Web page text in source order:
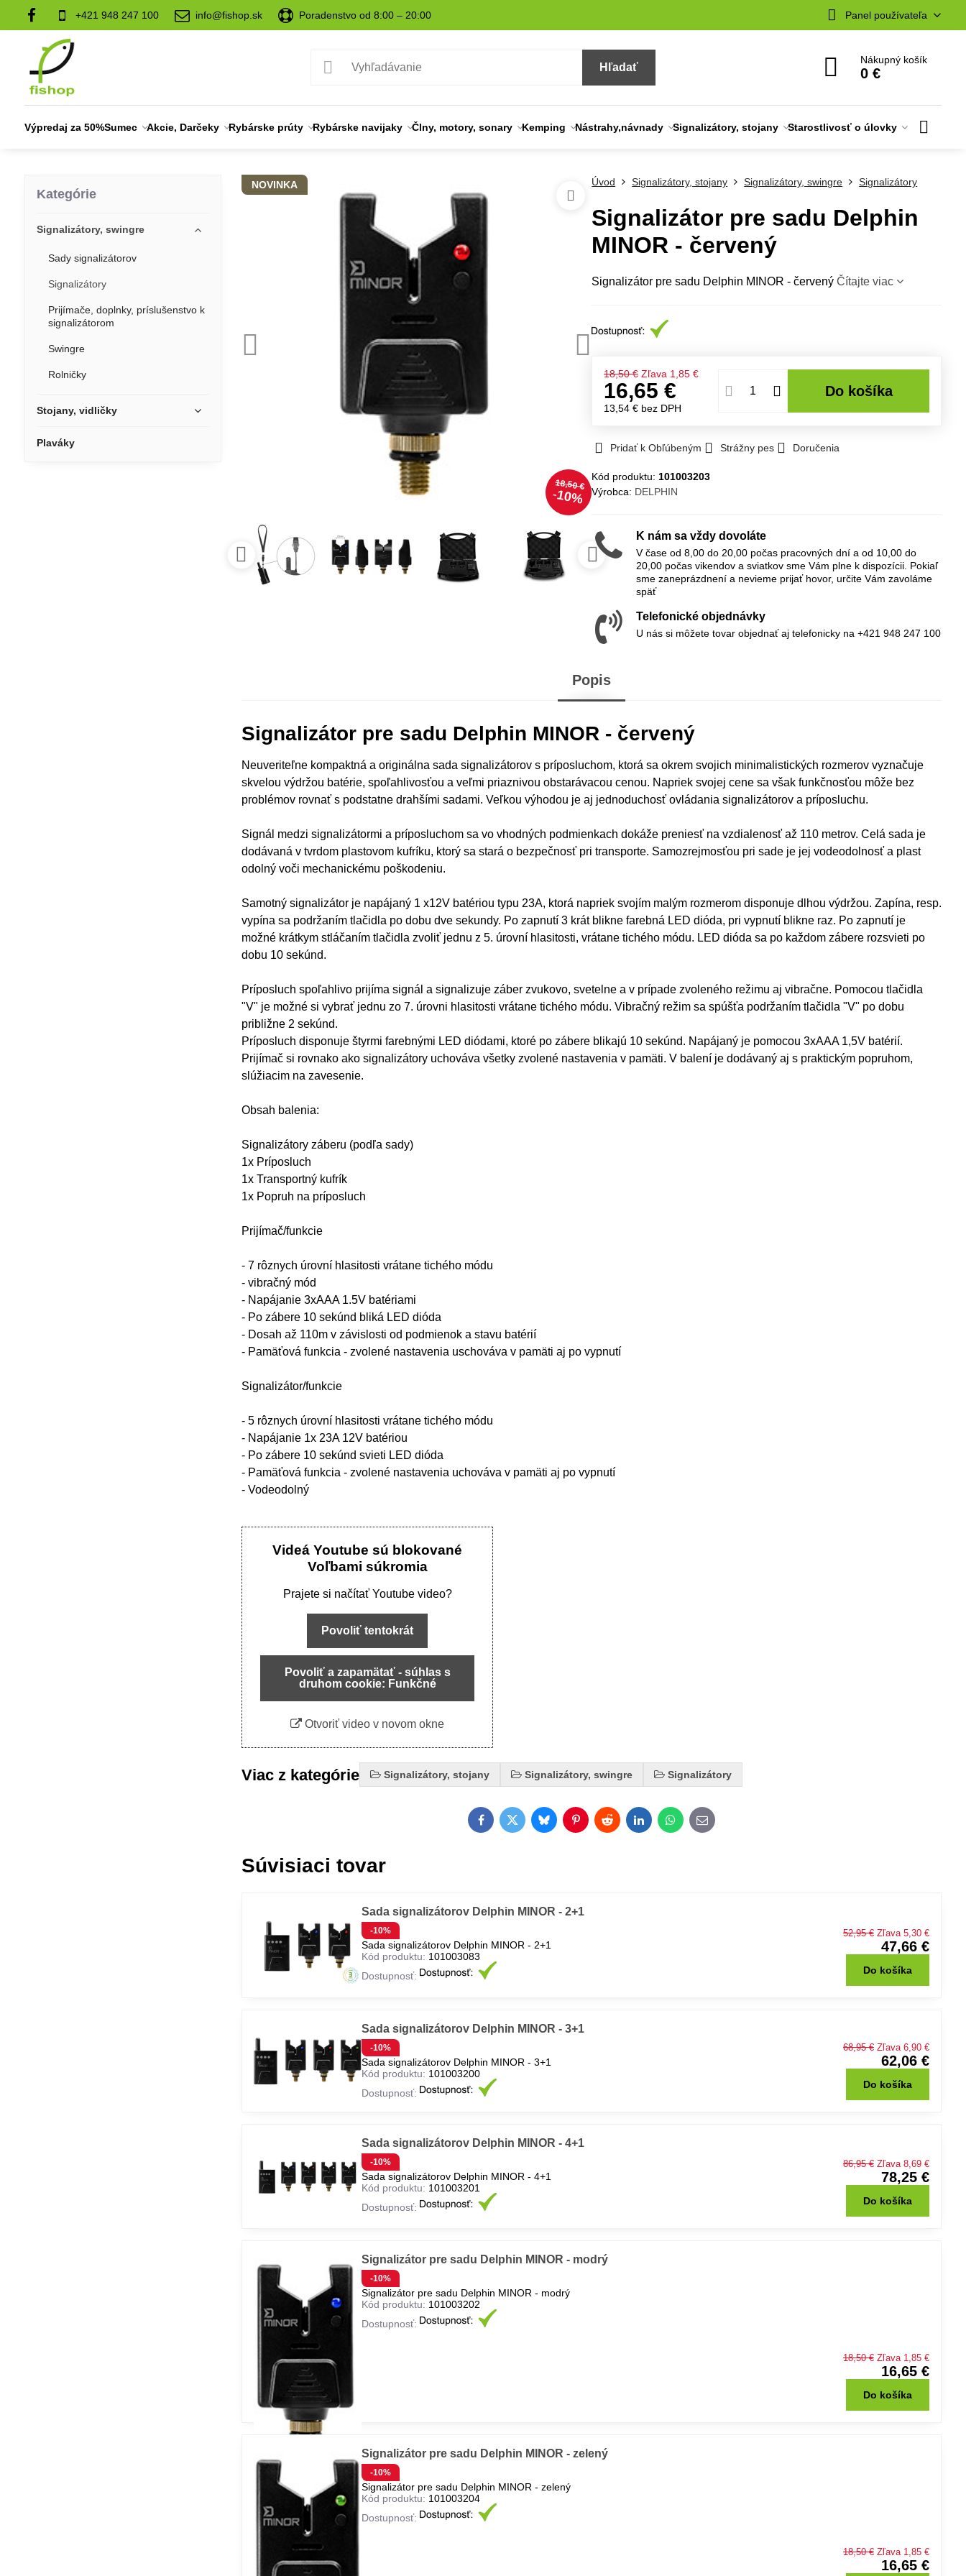
+421 948 247 100 info@fishop.sk Poradenstvo od 8:00 – 20:00 Panel používateľa
Hľadať
Nákupný košík
0 €
Výpredaj za 50%Sumec Akcie, Darčeky Rybárske prúty Rybárske navijaky Člny, motory, sonary Kemping Nástrahy,návnady Signalizátory, stojany Starostlivosť o úlovky
NOVINKA
18,50 €
10%
Úvod Signalizátory, stojany Signalizátory, swingre Signalizátory
Signalizátor pre sadu Delphin
MINOR - červený
Signalizátor pre sadu Delphin MINOR - červenýČítajte viac
18,50 € Zľava 1,85 €
16,65 €
13,54 € bez DPH
Do košíka
Pridať k Obľúbeným Strážny pes Doručenia
Kód produktu: 101003203
Výrobca: DELPHIN
K nám sa vždy dovoláte
V čase od 8,00 do 20,00 počas pracovných dní a od 10,00 do
20,00 počas vikendov a sviatkov sme Vám plne k dispozícii. Pokiaľ
sme zaneprázdnení a nevieme prijať hovor, určite Vám zavoláme
späť
Telefonické objednávky
U nás si môžete tovar objednať aj telefonicky na +421 948 247 100
Popis
Signalizátor pre sadu Delphin MINOR - červený
Neuveriteľne kompaktná a originálna sada signalizátorov s príposluchom, ktorá sa okrem svojich minimalistických rozmerov vyznačuje
skvelou výdržou batérie, spoľahlivosťou a veľmi priaznivou obstarávacou cenou. Napriek svojej cene sa však funkčnosťou môže bez
problémov rovnať s podstatne drahšími sadami. Veľkou výhodou je aj jednoduchosť ovládania signalizátorov a príposluchu.
Signál medzi signalizátormi a príposluchom sa vo vhodných podmienkach dokáže preniesť na vzdialenosť až 110 metrov. Celá sada je
dodávaná v tvrdom plastovom kufríku, ktorý sa stará o bezpečnosť pri transporte. Samozrejmosťou pri sade je jej vodeodolnosť a plast
odolný voči mechanickému poškodeniu.
Samotný signalizátor je napájaný 1 x12V batériou typu 23A, ktorá napriek svojím malým rozmerom disponuje dlhou výdržou. Zapína, resp.
vypína sa podržaním tlačidla po dobu dve sekundy. Po zapnutí 3 krát blikne farebná LED dióda, pri vypnutí blikne raz. Po zapnutí je
možné krátkym stláčaním tlačidla zvoliť jednu z 5. úrovní hlasitosti, vrátane tichého módu. LED dióda sa po každom zábere rozsvieti po
dobu 10 sekúnd.
Príposluch spoľahlivo prijíma signál a signalizuje záber zvukovo, svetelne a v prípade zvoleného režimu aj vibračne. Pomocou tlačidla
"V" je možné si vybrať jednu zo 7. úrovni hlasitosti vrátane tichého módu. Vibračný režim sa spúšťa podržaním tlačidla "V" po dobu
približne 2 sekúnd.
Príposluch disponuje štyrmi farebnými LED diódami, ktoré po zábere blikajú 10 sekúnd. Napájaný je pomocou 3xAAA 1,5V batérií.
Prijímač si rovnako ako signalizátory uchováva všetky zvolené nastavenia v pamäti. V balení je dodávaný aj s praktickým popruhom,
slúžiacim na zavesenie.
Obsah balenia:
Signalizátory záberu (podľa sady)
1x Príposluch
1x Transportný kufrík
1x Popruh na príposluch
Prijímač/funkcie
- 7 rôznych úrovní hlasitosti vrátane tichého módu
- vibračný mód
- Napájanie 3xAAA 1.5V batériami
- Po zábere 10 sekúnd bliká LED dióda
- Dosah až 110m v závislosti od podmienok a stavu batérií
- Pamäťová funkcia - zvolené nastavenia uschováva v pamäti aj po vypnutí
Signalizátor/funkcie
- 5 rôznych úrovní hlasitosti vrátane tichého módu
- Napájanie 1x 23A 12V batériou
- Po zábere 10 sekúnd svieti LED dióda
- Pamäťová funkcia - zvolené nastavenia uchováva v pamäti aj po vypnutí
- Vodeodolný
Videá Youtube sú blokované
Voľbami súkromia
Prajete si načítať Youtube video?
Povoliť tentokrát
Povoliť a zapamätať - súhlas s
druhom cookie: Funkčné
Otvoriť video v novom okne
Viac z kategórie Signalizátory, stojany Signalizátory, swingre Signalizátory
FacebookTwitterBlueskyPinterestRedditLinkedInWhatsApp
E-
mail
Súvisiaci tovar
Sada signalizátorov Delphin MINOR - 2+1
-10%
Sada signalizátorov Delphin MINOR - 2+1
Kód produktu: 101003083
Dostupnosť:
47,66 €
52,95 € Zľava 5,30 €
Do košíka
Sada signalizátorov Delphin MINOR - 3+1
-10%
Sada signalizátorov Delphin MINOR - 3+1
Kód produktu: 101003200
Dostupnosť:
62,06 €
68,95 € Zľava 6,90 €
Do košíka
Sada signalizátorov Delphin MINOR - 4+1
-10%
Sada signalizátorov Delphin MINOR - 4+1
Kód produktu: 101003201
Dostupnosť:
78,25 €
86,95 € Zľava 8,69 €
Do košíka
Signalizátor pre sadu Delphin MINOR - modrý
-10%
Signalizátor pre sadu Delphin MINOR - modrý
Kód produktu: 101003202
Dostupnosť:
16,65 €
18,50 € Zľava 1,85 €
Do košíka
Signalizátor pre sadu Delphin MINOR - zelený
-10%
Signalizátor pre sadu Delphin MINOR - zelený
Kód produktu: 101003204
Dostupnosť:
16,65 €
18,50 € Zľava 1,85 €
Kategórie
Signalizátory, swingre
Sady signalizátorov
Signalizátory
Prijímače, doplnky, príslušenstvo k
signalizátorom
Swingre
Rolničky
Stojany, vidličky
Plaváky